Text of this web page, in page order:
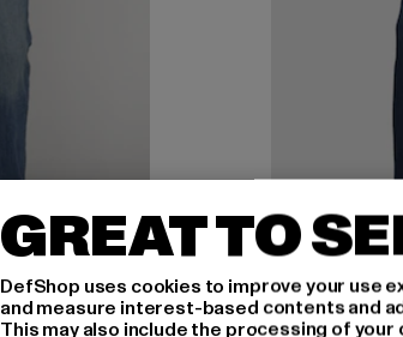
GREAT TO
DefShop uses cookies to improve your use
and measure interest-based contents and
This may also include the processing of